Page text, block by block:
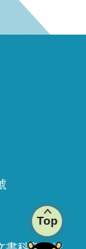
Top